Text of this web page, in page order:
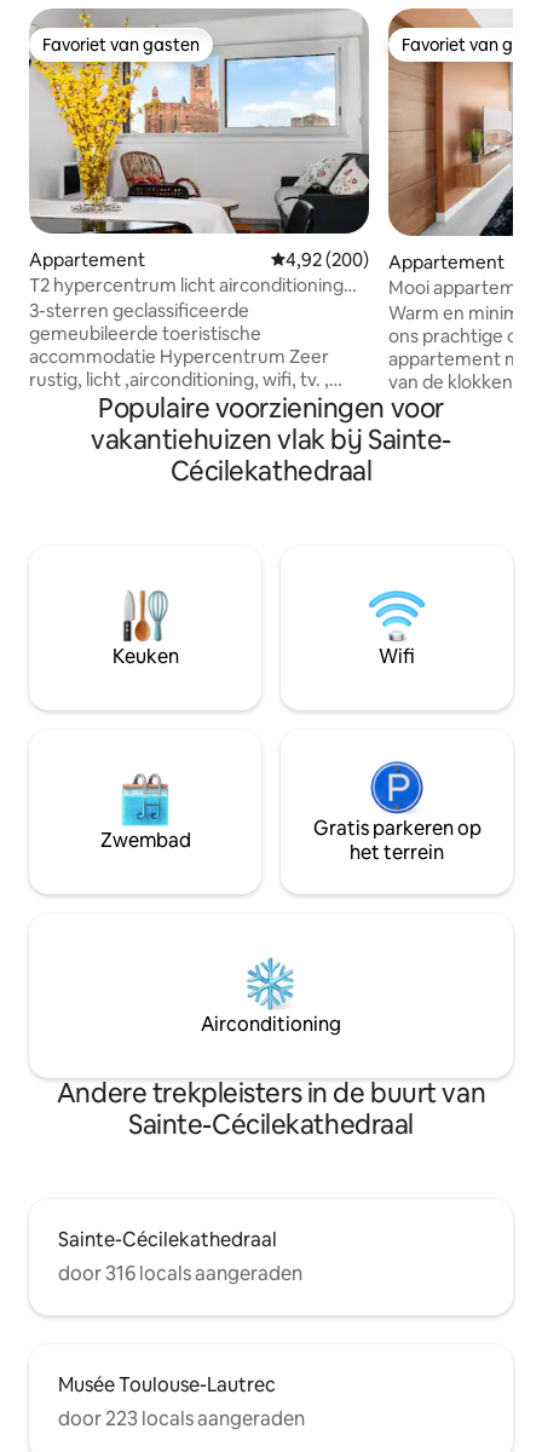
Favoriet van gasten
Favoriet van gasten
Appartement Gemiddelde beoordeling van
4,92 (200)
T2 hypercentrum licht airconditioning
Wifi TV parkeerplaats.
3-sterren geclassificeerde
gemeubileerde toeristische
accommodatie Hypercentrum Zeer
rustig, licht ,airconditioning, wifi, tv. ,
glasvezel. Gelegen op de 3e verdieping
in een beveiligde residentie met lift.
Keldergarage, kleine en middelgrote
de kathedraal, het erfgoed van de
Bisschoppelijke Stad en het oude Albi.
Beddengoed en beddengoed aanwezig.
Goed uitgeruste keuken.
Favoriet van
Favoriet van
Appartement
Mooi
de stad
Warm en
ons prachtige
appartement
van de
in een klein
verdieping
Alleen voor
Lautrec Museum,
vele andere
Populaire voorzieningen voor
vakantiehuizen vlak bij Sainte-
Cécilekathedraal
Keuken Wifi
Zwembad
Gratis parkeren op
het terrein
Airconditioning
Andere trekpleisters in de buurt van
Sainte-Cécilekathedraal
Sainte-Cécilekathedraal
door 316 locals aangeraden
Musée Toulouse-Lautrec
door 223 locals aangeraden